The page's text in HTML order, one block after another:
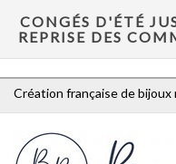
CONGÉS D'ÉTÉ
REPRISE DES
Création française de bijoux